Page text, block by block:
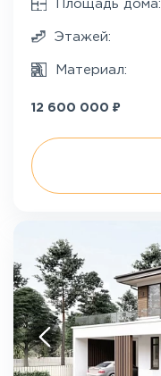
Площадь дома:
Этажей:
Материал:
12 600 000 ₽